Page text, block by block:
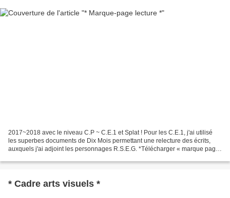
2017~2018 avec le niveau C.P ~ C.E.1 et Splat ! Pour les C.E.1, j'ai utilisé
les superbes documents de Dix Mois permettant une relecture des écrits,
auxquels j'ai adjoint les personnages R.S.E.G. *Télécharger « marque page
* Cadre arts visuels *